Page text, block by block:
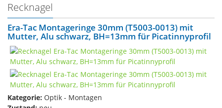
Recknagel
Era-Tac Montageringe 30mm (T5003-0013) mit
Mutter, Alu schwarz, BH=13mm für Picatinnyprofil
Kategorie: Optik - Montagen